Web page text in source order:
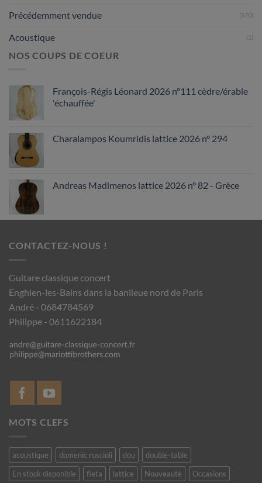
Précédemment vendue (570)
Acoustique (1)
NOS COUPS DE COEUR
François-Régis Léonard 2026 n°111 cèdre/érable
'échauffée'
Charalampos Koumridis lattice 2026 n° 294
Andreas Madimenos lattice 2026 n° 82 - Grèce
CONTACTEZ-NOUS !
Guitare classique concert
Enghien-les-Bains dans la banlieue nord de Paris
André - 0684784569
Philippe - 0611622184
MOTS CLEFS
acoustique domenic roscioli dou
double-table
En stock disponible
fleta lattice Nouveauté
Occasions